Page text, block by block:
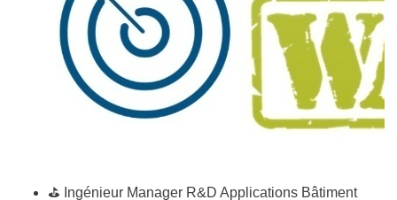
⛳️ Ingénieur Manager R&D Applications Bâtiment